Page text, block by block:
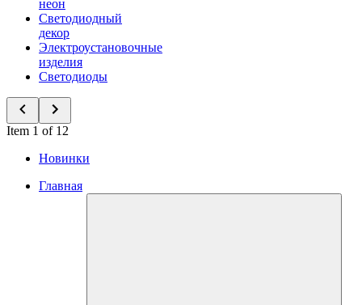
неон
Светодиодный
декор
Электроустановочные
изделия
Светодиоды
Item 1 of 12
Новинки
Главная